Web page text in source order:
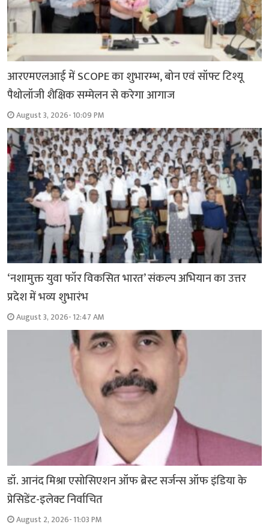
आरएमएलआई में SCOPE का शुभारम्भ, बोन एवं सॉफ्ट टिश्यू
पैथोलॉजी शैक्षिक सम्मेलन से करेगा आगाज
August 3, 2026- 10:09 PM
‘नशामुक्त युवा फॉर विकसित भारत’ संकल्प अभियान का उत्तर
प्रदेश में भव्य शुभारंभ
August 3, 2026- 12:47 AM
डॉ. आनंद मिश्रा एसोसिएशन ऑफ ब्रेस्ट सर्जन्स ऑफ इंडिया के
प्रेसिडेंट-इलेक्ट निर्वाचित
August 2, 2026- 11:03 PM